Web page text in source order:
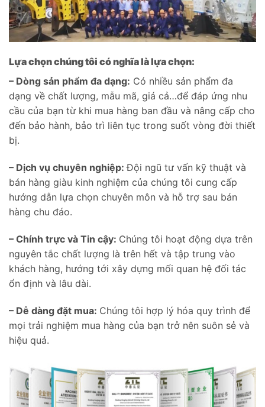
Lựa chọn chúng tôi có nghĩa là lựa chọn:
– Dòng sản phẩm đa dạng: Có nhiều sản phẩm đa
dạng về chất lượng, mẫu mã, giá cả…để đáp ứng nhu
cầu của bạn từ khi mua hàng ban đầu và nâng cấp cho
đến bảo hành, bảo trì liên tục trong suốt vòng đời thiết
bị.
– Dịch vụ chuyên nghiệp:Đội ngũ tư vấn kỹ thuật và
bán hàng giàu kinh nghiệm của chúng tôi cung cấp
hướng dẫn lựa chọn chuyên môn và hỗ trợ sau bán
hàng chu đáo.
– Chính trực và Tin cậy: Chúng tôi hoạt động dựa trên
nguyên tắc chất lượng là trên hết và tập trung vào
khách hàng, hướng tới xây dựng mối quan hệ đối tác
ổn định và lâu dài.
– Dễ dàng đặt mua: Chúng tôi hợp lý hóa quy trình để
mọi trải nghiệm mua hàng của bạn trở nên suôn sẻ và
hiệu quả.